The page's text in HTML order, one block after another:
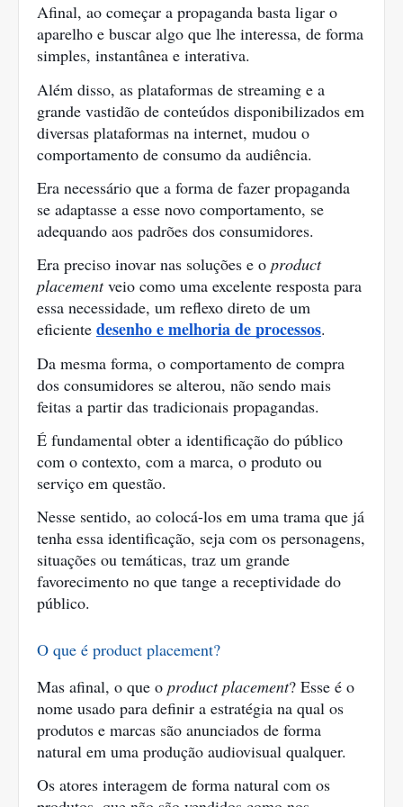
Afinal, ao começar a propaganda basta ligar o
aparelho e buscar algo que lhe interessa, de forma
simples, instantânea e interativa.
Além disso, as plataformas de streaming e a
grande vastidão de conteúdos disponibilizados em
diversas plataformas na internet, mudou o
comportamento de consumo da audiência.
Era necessário que a forma de fazer propaganda
se adaptasse a esse novo comportamento, se
adequando aos padrões dos consumidores.
Era preciso inovar nas soluções e o product
placement veio como uma excelente resposta para
essa necessidade, um reflexo direto de um
eficiente desenho e melhoria de processos.
Da mesma forma, o comportamento de compra
dos consumidores se alterou, não sendo mais
feitas a partir das tradicionais propagandas.
É fundamental obter a identificação do público
com o contexto, com a marca, o produto ou
serviço em questão.
Nesse sentido, ao colocá-los em uma trama que já
tenha essa identificação, seja com os personagens,
situações ou temáticas, traz um grande
favorecimento no que tange a receptividade do
público.
O que é product placement?
Mas afinal, o que o product placement? Esse é o
nome usado para definir a estratégia na qual os
produtos e marcas são anunciados de forma
natural em uma produção audiovisual qualquer.
Os atores interagem de forma natural com os